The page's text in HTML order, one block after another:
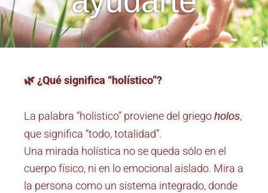
🌿 ¿Qué significa “holístico”?
La palabra “holístico” proviene del griego holos,
que significa “todo, totalidad”.
Una mirada holística no se queda sólo en el
cuerpo físico, ni en lo emocional aislado. Mira a
la persona como un sistema integrado, donde